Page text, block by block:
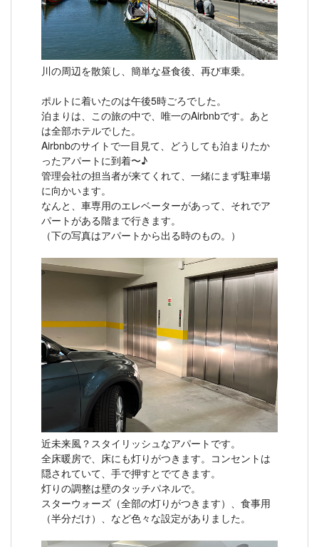
川の周辺を散策し、簡単な昼食後、再び車乗。
ポルトに着いたのは午後5時ごろでした。
泊まりは、この旅の中で、唯一のAirbnbです。あと
は全部ホテルでした。
Airbnbのサイトで一目見て、どうしても泊まりたか
ったアパートに到着〜♪
管理会社の担当者が来てくれて、一緒にまず駐車場
に向かいます。
なんと、車専用のエレベーターがあって、それでア
パートがある階まで行きます。
（下の写真はアパートから出る時のもの。）
近未来風？スタイリッシュなアパートです。
全床暖房で、床にも灯りがつきます。コンセントは
隠されていて、手で押すとでてきます。
灯りの調整は壁のタッチパネルで。
スターウォーズ（全部の灯りがつきます）、食事用
（半分だけ）、など色々な設定がありました。